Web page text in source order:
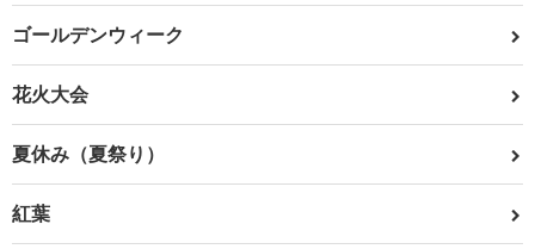
ゴールデンウィーク
花火大会
夏休み（夏祭り）
紅葉